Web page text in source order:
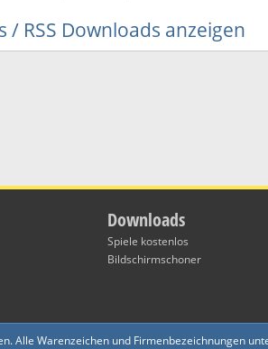
/ RSS Downloads anzeigen
Downloads
Spiele kostenlos
Bildschirmschoner
Alle Warenzeichen und Firmenbezeichnungen